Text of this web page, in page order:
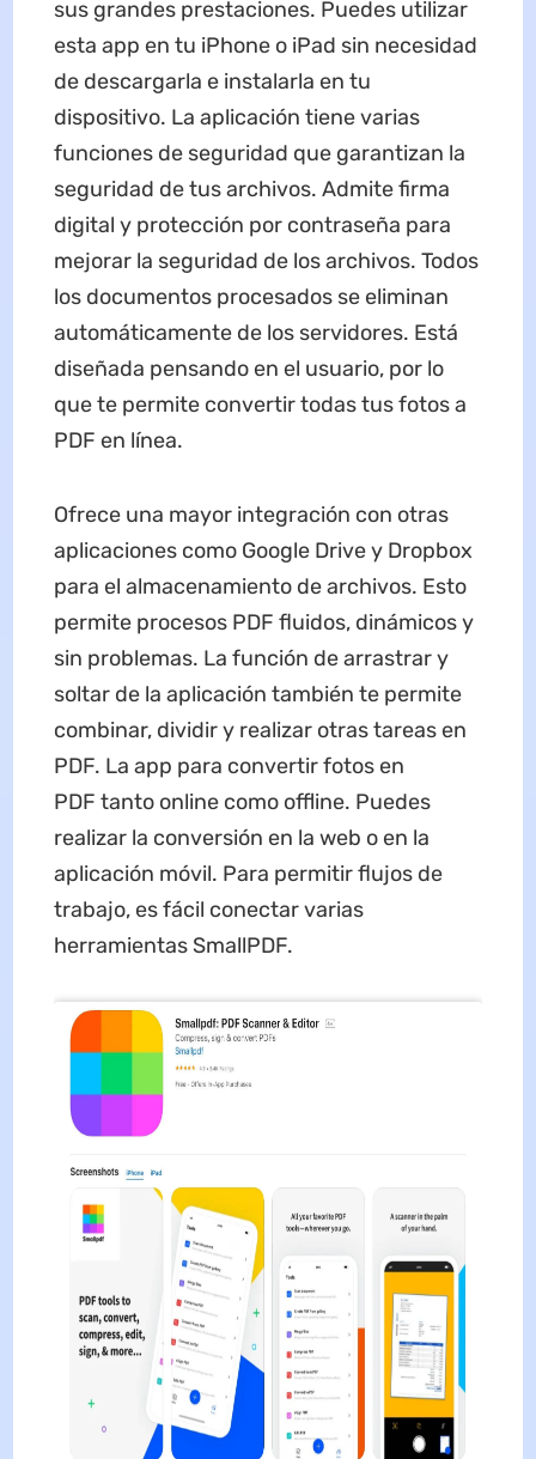
sus grandes prestaciones. Puedes utilizar
esta app en tu iPhone o iPad sin necesidad
de descargarla e instalarla en tu
dispositivo. La aplicación tiene varias
funciones de seguridad que garantizan la
seguridad de tus archivos. Admite firma
digital y protección por contraseña para
mejorar la seguridad de los archivos. Todos
los documentos procesados se eliminan
automáticamente de los servidores. Está
diseñada pensando en el usuario, por lo
que te permite convertir todas tus fotos a
PDF en línea.
Ofrece una mayor integración con otras
aplicaciones como Google Drive y Dropbox
para el almacenamiento de archivos. Esto
permite procesos PDF fluidos, dinámicos y
sin problemas. La función de arrastrar y
soltar de la aplicación también te permite
combinar, dividir y realizar otras tareas en
PDF. La app para convertir fotos en
PDF tanto online como offline. Puedes
realizar la conversión en la web o en la
aplicación móvil. Para permitir flujos de
trabajo, es fácil conectar varias
herramientas SmallPDF.